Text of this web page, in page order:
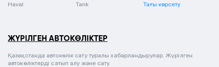
Haval Tank Тағы көрсету
ЖҮРІЛГЕН АВТОКӨЛІКТЕР
Қазақстанда автокөлік сату туралы хабарландырулар. Жүрілген
автокөліктерді сатып алу және сату.